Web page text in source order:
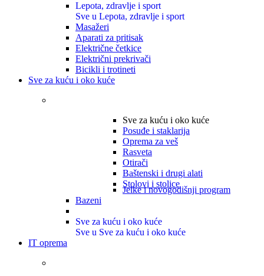
Lepota, zdravlje i sport
Sve u Lepota, zdravlje i sport
Masažeri
Aparati za pritisak
Električne četkice
Električni prekrivači
Bicikli i trotineti
Sve za kuću i oko kuće
Sve za kuću i oko kuće
Posuđe i staklarija
Oprema za veš
Rasveta
Otirači
Baštenski i drugi alati
Stolovi i stolice
Jelke i novogodišnji program
Bazeni
Sve za kuću i oko kuće
Sve u Sve za kuću i oko kuće
IT oprema